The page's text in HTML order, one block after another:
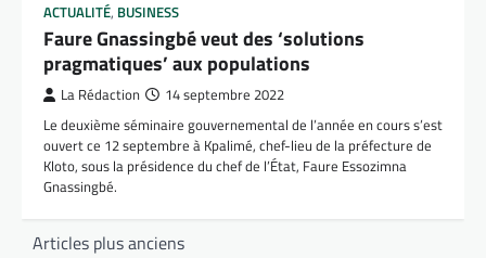
ACTUALITÉ, BUSINESS
Faure Gnassingbé veut des ‘solutions
pragmatiques’ aux populations
La Rédaction 14 septembre 2022
Le deuxième séminaire gouvernemental de l’année en cours s’est
ouvert ce 12 septembre à Kpalimé, chef-lieu de la préfecture de
Kloto, sous la présidence du chef de l’État, Faure Essozimna
Gnassingbé.
Navigation
Articles plus anciens